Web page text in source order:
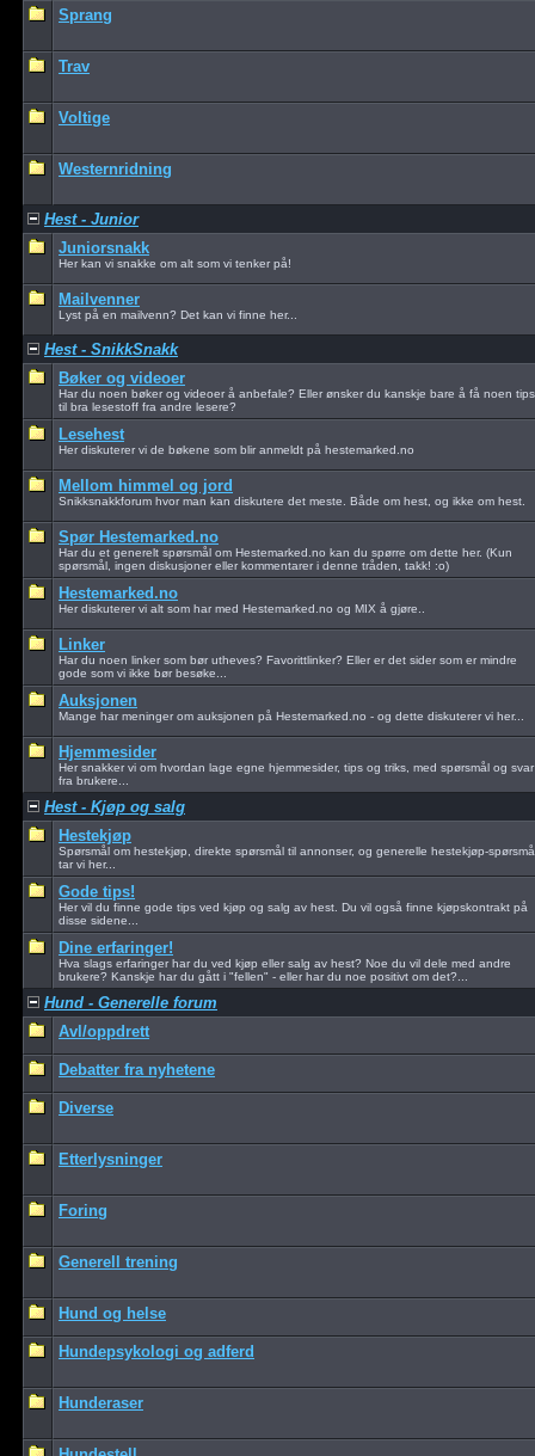
Sprang
Trav
Voltige
Westernridning
Hest - Junior
Juniorsnakk
Her kan vi snakke om alt som vi tenker på!
Mailvenner
Lyst på en mailvenn? Det kan vi finne her...
Hest - SnikkSnakk
Bøker og videoer
Har du noen bøker og videoer å anbefale? Eller ønsker du kanskje bare å få noen tips
til bra lesestoff fra andre lesere?
Lesehest
Her diskuterer vi de bøkene som blir anmeldt på hestemarked.no
Mellom himmel og jord
Snikksnakkforum hvor man kan diskutere det meste. Både om hest, og ikke om hest.
Spør Hestemarked.no
Har du et generelt spørsmål om Hestemarked.no kan du spørre om dette her. (Kun
spørsmål, ingen diskusjoner eller kommentarer i denne tråden, takk! :o)
Hestemarked.no
Her diskuterer vi alt som har med Hestemarked.no og MIX å gjøre..
Linker
Har du noen linker som bør utheves? Favorittlinker? Eller er det sider som er mindre
gode som vi ikke bør besøke...
Auksjonen
Mange har meninger om auksjonen på Hestemarked.no - og dette diskuterer vi her...
Hjemmesider
Her snakker vi om hvordan lage egne hjemmesider, tips og triks, med spørsmål og svar
fra brukere...
Hest - Kjøp og salg
Hestekjøp
Spørsmål om hestekjøp, direkte spørsmål til annonser, og generelle hestekjøp-
tar vi her...
Gode tips!
Her vil du finne gode tips ved kjøp og salg av hest. Du vil også finne kjøpskontrakt på
disse sidene...
Dine erfaringer!
Hva slags erfaringer har du ved kjøp eller salg av hest? Noe du vil dele med andre
brukere? Kanskje har du gått i "fellen" - eller har du noe positivt om det?...
Hund - Generelle forum
Avl/oppdrett
Debatter fra nyhetene
Diverse
Etterlysninger
Foring
Generell trening
Hund og helse
Hundepsykologi og adferd
Hunderaser